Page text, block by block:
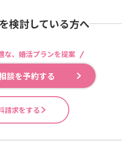
検討している方へ
な、婚活プランを提案
談を予約する
請求をする